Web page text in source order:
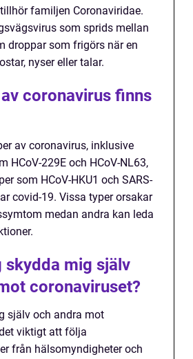
familjen Coronaviridae.
som sprids mellan
droppar som frigörs när en
nyser eller talar.
coronavirus finns
av coronavirus, inklusive
HCoV-229E och HCoV-NL63,
som HCoV-HKU1 och SARS-
covid-19. Vissa typer orsakar
medan andra kan leda
skydda mig själv
coronaviruset?
själv och andra mot
viktigt att följa
från hälsomyndigheter och